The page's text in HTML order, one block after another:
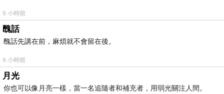
9 小時前
醜話
醜話先講在前，麻煩就不會留在後。
9 小時前
月光
你也可以像月亮一樣，當一名追隨者和補充者，用弱光關注人間。